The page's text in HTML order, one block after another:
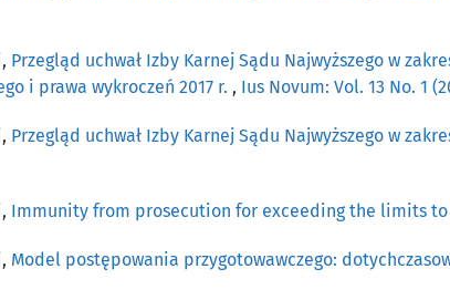
Przegląd uchwał Izby Karnej Sądu Najwyższego w
i prawa wykroczeń 2017 r. , Ius Novum: Vol. 13 No. 1
Przegląd uchwał Izby Karnej Sądu Najwyższego w
Immunity from prosecution for exceeding the limits
Model postępowania przygotowawczego: